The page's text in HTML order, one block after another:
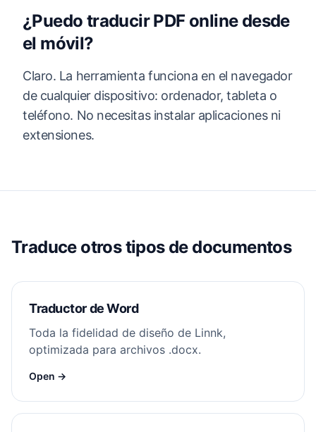
¿Puedo traducir PDF online desde
el móvil?
Claro. La herramienta funciona en el navegador
de cualquier dispositivo: ordenador, tableta o
teléfono. No necesitas instalar aplicaciones ni
extensiones.
Traduce otros tipos de documentos
Traductor de Word
Toda la fidelidad de diseño de Linnk,
optimizada para archivos .docx.
Open →